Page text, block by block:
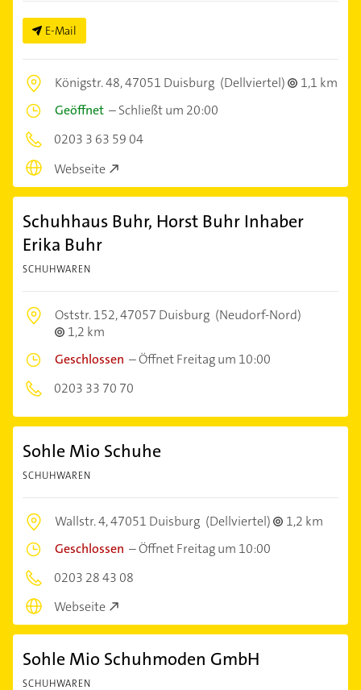
E-Mail
Königstr. 48,47051 Duisburg (Dellviertel)
1,1 km
Geöffnet –Schließt um 20:00
0203 3 63 59 04
Webseite
Schuhhaus Buhr, Horst Buhr Inhaber
Erika Buhr
SCHUHWAREN
Oststr. 152,47057 Duisburg (Neudorf-Nord)
1,2 km
Geschlossen –Öffnet Freitag um 10:00
0203 33 70 70
Sohle Mio Schuhe
SCHUHWAREN
Wallstr. 4,47051 Duisburg (Dellviertel)
1,2 km
Geschlossen –Öffnet Freitag um 10:00
0203 28 43 08
Webseite
Sohle Mio Schuhmoden GmbH
SCHUHWAREN